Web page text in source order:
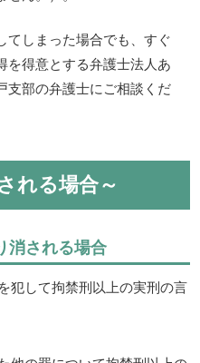
てしまった場合でも、すぐ
を得意とする弁護士法人あ
支部の弁護士にご相談くだ
れる場合～
消される場合
犯して拘禁刑以上の実刑の言